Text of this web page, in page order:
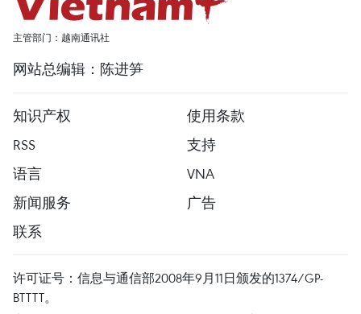
主管部门：越南通讯社
网站总编辑：陈进笋
知识产权
使用条款
RSS
支持
语言
VNA
新闻服务
广告
联系
许可证号：信息与通信部2008年9月11日颁发的1374/GP-
BTTTT。